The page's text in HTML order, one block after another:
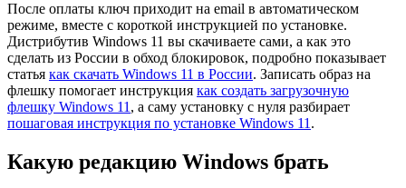
После оплаты ключ приходит на email в автоматическом
режиме, вместе с короткой инструкцией по установке.
Дистрибутив Windows 11 вы скачиваете сами, а как это
сделать из России в обход блокировок, подробно показывает
статья как скачать Windows 11 в России. Записать образ на
флешку помогает инструкция как создать загрузочную
флешку Windows 11 , а саму установку с нуля разбирает
пошаговая инструкция по установке Windows 11 .
Какую редакцию Windows брать